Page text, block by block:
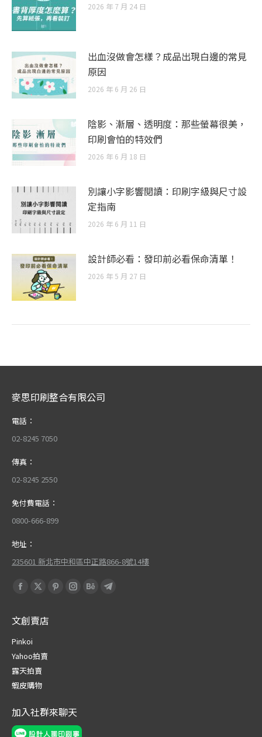
2026 年 7 月 24 日
出血沒做會怎樣？成品出現白邊的常見
原因
2026 年 6 月 26 日
陰影、漸層、透明度：那些螢幕很美，
印刷會怕的特效們
2026 年 6 月 18 日
別讓小字影響閱讀：印刷字級與尺寸設
定指南
2026 年 6 月 11 日
設計師必看：發印前必看保命清單！
2026 年 5 月 27 日
麥思印刷整合有限公司
電話：
02-8245 7050
傳真：
02-8245 2550
免付費電話：
0800-666-899
地址：
235601 新北市中和區中正路866-8號14樓
Find us on:
Facebook
opens
in
new
window
X
opens
new
window
PinterestInstagram
BehanceTelegram
文創賣店
Pinkoi
Yahoo拍賣
露天拍賣
蝦皮購物
加入社群來聊天